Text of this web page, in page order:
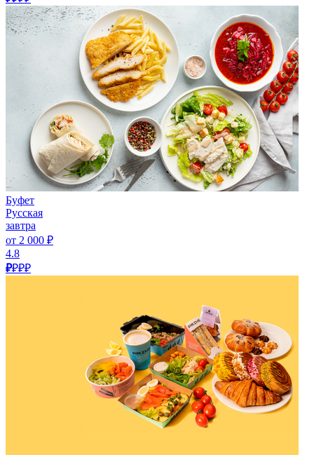
Буфет
Русская
завтра
от 2 000 ₽
4.8
₽₽₽₽